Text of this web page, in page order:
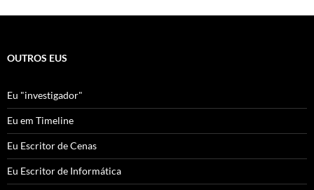
OUTROS EUS
Eu "investigador"
Eu em Timeline
Eu Escritor de Cenas
Eu Escritor de Informática